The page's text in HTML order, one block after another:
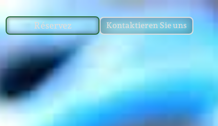
Réservez Kontaktieren Sie uns